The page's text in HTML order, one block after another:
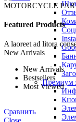
Премиум
MOTORCYCLE
Featured Products
A laoreet ad litora
New Arrivals
New Arrivals
Bestsellers
Most Viewed
Сравнить
Close